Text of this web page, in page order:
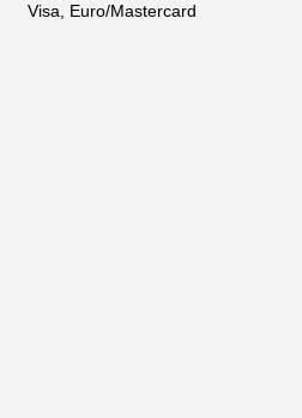
Visa, Euro/Mastercard